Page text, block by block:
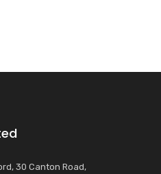
30 Canton Road,